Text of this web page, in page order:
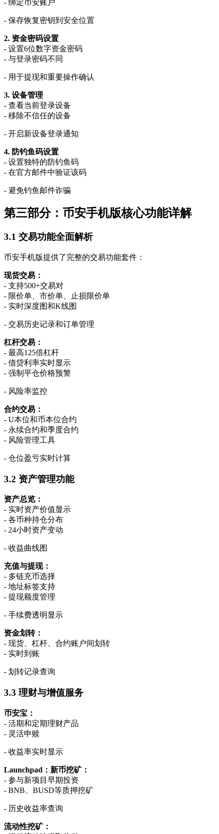
- 绑定币安账户
- 保存恢复密钥到安全位置
2. 资金密码设置
- 设置6位数字资金密码
- 与登录密码不同
- 用于提现和重要操作确认
3. 设备管理
- 查看当前登录设备
- 移除不信任的设备
- 开启新设备登录通知
4. 防钓鱼码设置
- 设置独特的防钓鱼码
- 在官方邮件中验证该码
- 避免钓鱼邮件诈骗
第三部分：币安手机版核心功能详解
3.1 交易功能全面解析
币安手机版提供了完整的交易功能套件：
现货交易：
- 支持500+交易对
- 限价单、市价单、止损限价单
- 实时深度图和K线图
- 交易历史记录和订单管理
杠杆交易：
- 最高125倍杠杆
- 借贷利率实时显示
- 强制平仓价格预警
- 风险率监控
合约交易：
- U本位和币本位合约
- 永续合约和季度合约
- 风险管理工具
- 仓位盈亏实时计算
3.2 资产管理功能
资产总览：
- 实时资产价值显示
- 各币种持仓分布
- 24小时资产变动
- 收益曲线图
充值与提现：
- 多链充币选择
- 地址标签支持
- 提现额度管理
- 手续费透明显示
资金划转：
- 现货、杠杆、合约账户间划转
- 实时到账
- 划转记录查询
3.3 理财与增值服务
币安宝：
- 活期和定期理财产品
- 灵活申赎
- 收益率实时显示
Launchpad： 新币挖矿：
- 参与新项目早期投资
- BNB、BUSD等质押挖矿
- 历史收益率查询
流动性挖矿：